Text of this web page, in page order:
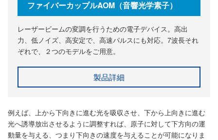
ファイバーカップルAOM（音響光学素子）
レーザービームの変調を行うための電子デバイス。高出
力、低ノイズ、高安定で、高速パルスにも対応。7波長それ
ぞれで、２つのモデルをご用意。
製品詳細
例えば、上から下向きに進む光を吸収させ、下から上向きに進む
光へ誘導放出させるように調整すれば、原子に対して下方向の運
動量を与える、つまり下向きの速度を与えることが可能になりま